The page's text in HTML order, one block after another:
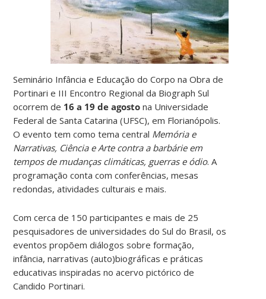
Seminário Infância e Educação do Corpo na Obra de
Portinari e III Encontro Regional da Biograph Sul
ocorrem de 16 a 19 de agosto na Universidade
Federal de Santa Catarina (UFSC), em Florianópolis.
O evento tem como tema central Memória e
Narrativas, Ciência e Arte contra a barbárie em
tempos de mudanças climáticas, guerras e ódio. A
programação conta com conferências, mesas
redondas, atividades culturais e mais.
Com cerca de 150 participantes e mais de 25
pesquisadores de universidades do Sul do Brasil, os
eventos propõem diálogos sobre formação,
infância, narrativas (auto)biográficas e práticas
educativas inspiradas no acervo pictórico de
Candido Portinari.